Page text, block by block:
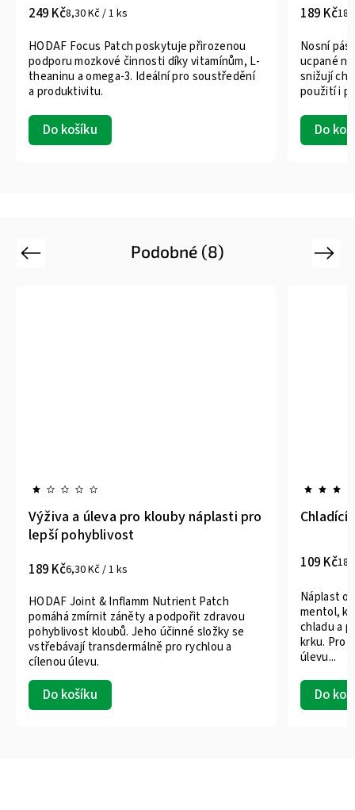
249 Kč8,30 Kč / 1 ks
Do košíku
HODAF Focus Patch poskytuje přirozenou
podporu mozkové činnosti díky vitamínům, L-
theaninu a omega-3. Ideální pro soustředění
a produktivitu.
189 Kč
Do
Nosní
ucpané
snižují
použití i
Podobné (8)
Previous
Výživa a úleva pro klouby náplasti pro
lepší pohyblivost
189 Kč6,30 Kč / 1 ks
Do košíku
HODAF Joint & Inflamm Nutrient Patch
pomáhá zmírnit záněty a podpořit zdravou
pohyblivost kloubů. Jeho účinné složky se
vstřebávají transdermálně pro rychlou a
cílenou úlevu.
Chladící
109 Kč
Do
Náplast
mentol,
chladu a
krku. Pro
úlevu...
Next